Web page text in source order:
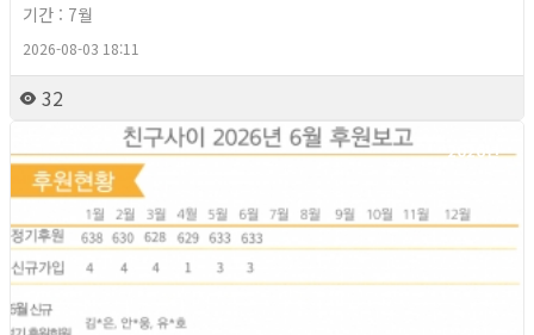
기간 : 7월
2026-08-03 18:11
32
2026년